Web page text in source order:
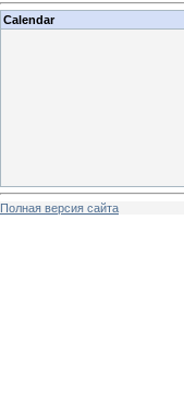
Calendar
Полная версия сайта